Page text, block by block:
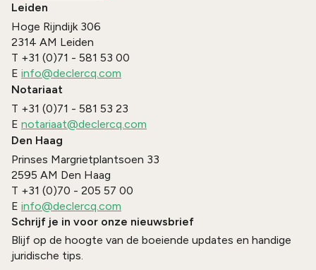
Leiden
Hoge Rijndijk 306
2314 AM Leiden
T +31 (0)71 - 581 53 00
E info@declercq.com
Notariaat
T +31 (0)71 - 581 53 23
E notariaat@declercq.com
Den Haag
Prinses Margrietplantsoen 33
2595 AM Den Haag
T +31 (0)70 - 205 57 00
E info@declercq.com
Schrijf je in voor onze nieuwsbrief
Blijf op de hoogte van de boeiende updates en handige
juridische tips.